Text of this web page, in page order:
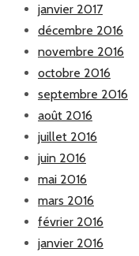
janvier 2017
décembre 2016
novembre 2016
octobre 2016
septembre 2016
août 2016
juillet 2016
juin 2016
mai 2016
mars 2016
février 2016
janvier 2016